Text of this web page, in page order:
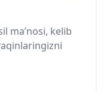
ma’nosi, kelib